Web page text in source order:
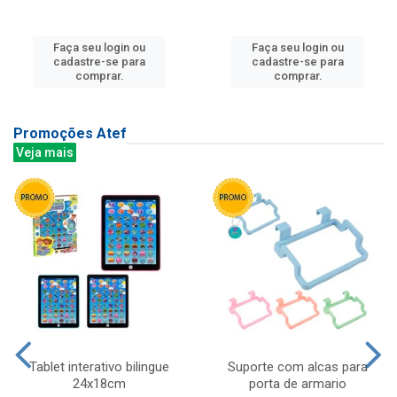
Faça seu login ou
cadastre-se para
comprar.
Faça seu login ou
cadastre-se para
comprar.
Promoções Atef
Veja mais
Tablet interativo bilingue
24x18cm
Suporte com alcas para
porta de armario